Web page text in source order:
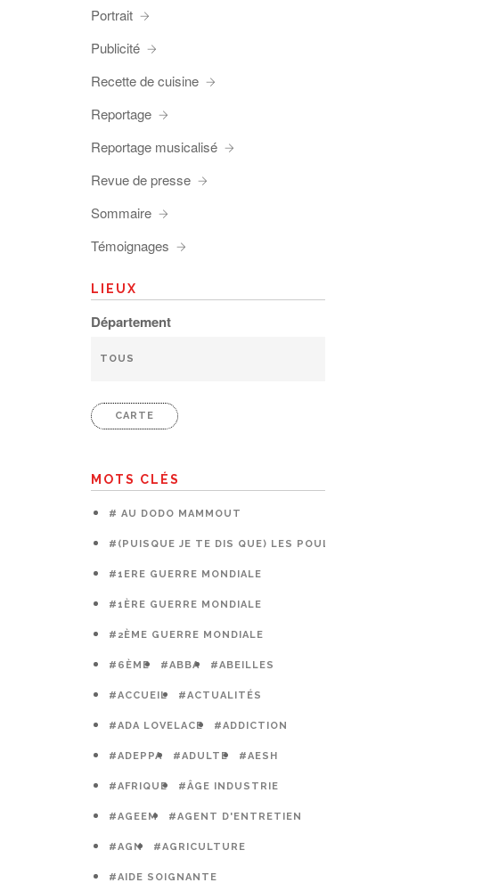
Portrait
Publicité
Recette de cuisine
Reportage
Reportage musicalisé
Revue de presse
Sommaire
Témoignages
LIEUX
Département
CARTE
MOTS CLÉS
# AU DODO MAMMOUT
#(PUISQUE JE TE DIS QUE) LES POULES PRÉFÈRENT LES CAGES
#1ERE GUERRE MONDIALE
#1ÈRE GUERRE MONDIALE
#2ÈME GUERRE MONDIALE
#6ÈME #ABBA #ABEILLES
#ACCUEIL #ACTUALITÉS
#ADA LOVELACE #ADDICTION
#ADEPPA #ADULTE #AESH
#AFRIQUE #ÂGE INDUSTRIE
#AGEEM #AGENT D'ENTRETIEN
#AGN #AGRICULTURE
#AIDE SOIGNANTE